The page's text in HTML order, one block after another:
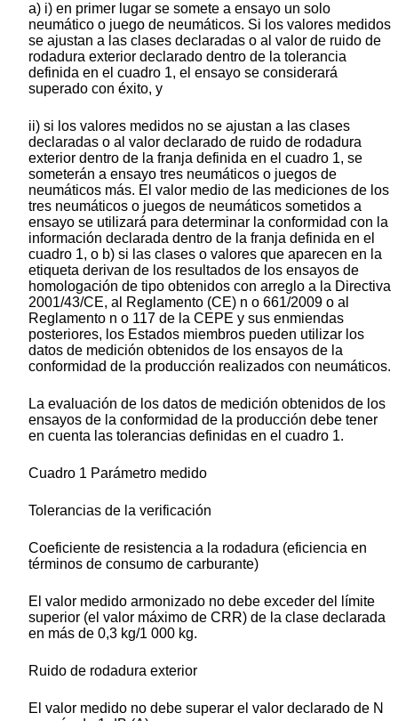
a) i) en primer lugar se somete a ensayo un solo
neumático o juego de neumáticos. Si los valores medidos
se ajustan a las clases declaradas o al valor de ruido de
rodadura exterior declarado dentro de la tolerancia
definida en el cuadro 1, el ensayo se considerará
superado con éxito, y
ii) si los valores medidos no se ajustan a las clases
declaradas o al valor declarado de ruido de rodadura
exterior dentro de la franja definida en el cuadro 1, se
someterán a ensayo tres neumáticos o juegos de
neumáticos más. El valor medio de las mediciones de los
tres neumáticos o juegos de neumáticos sometidos a
ensayo se utilizará para determinar la conformidad con la
información declarada dentro de la franja definida en el
cuadro 1, o b) si las clases o valores que aparecen en la
etiqueta derivan de los resultados de los ensayos de
homologación de tipo obtenidos con arreglo a la Directiva
2001/43/CE, al Reglamento (CE) n o 661/2009 o al
Reglamento n o 117 de la CEPE y sus enmiendas
posteriores, los Estados miembros pueden utilizar los
datos de medición obtenidos de los ensayos de la
conformidad de la producción realizados con neumáticos.
La evaluación de los datos de medición obtenidos de los
ensayos de la conformidad de la producción debe tener
en cuenta las tolerancias definidas en el cuadro 1.
Cuadro 1 Parámetro medido
Tolerancias de la verificación
Coeficiente de resistencia a la rodadura (eficiencia en
términos de consumo de carburante)
El valor medido armonizado no debe exceder del límite
superior (el valor máximo de CRR) de la clase declarada
en más de 0,3 kg/1 000 kg.
Ruido de rodadura exterior
El valor medido no debe superar el valor declarado de N